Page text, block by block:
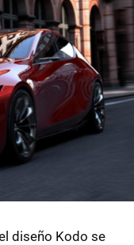
diseño Kodo se